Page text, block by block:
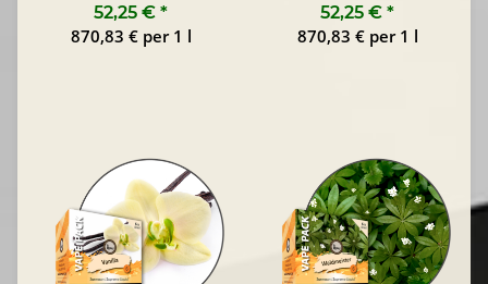
52,25 € *
870,83 € per 1 l
52,25 € *
870,83 € per 1 l